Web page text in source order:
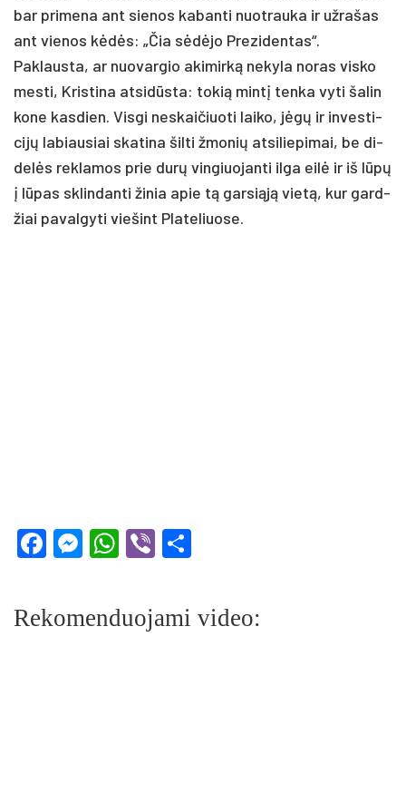
bar pri­me­na ant sie­nos ka­ban­ti nuo­trau­ka ir už­ra­šas
ant vie­nos kėdės: „Čia sėdėjo Pre­zi­den­tas“.
Pak­laus­ta, ar nuo­var­gio aki­mirką ne­ky­la no­ras vis­ko
mes­ti, Kris­ti­na at­si­dūsta: to­kią mintį ten­ka vy­ti ša­lin
ko­ne kas­dien. Vis­gi ne­skai­čiuo­ti lai­ko, jėgų ir in­ves­ti­
cijų la­biau­siai ska­ti­na šil­ti žmo­nių at­si­lie­pi­mai, be di­
delės rek­la­mos prie durų vin­giuo­jan­ti il­ga eilė ir iš lūpų
į lūpas sklin­dan­ti ži­nia apie tą gar­siąją vietą, kur gard­
žiai pa­val­gy­ti vie­šint Pla­te­liuo­se.
Facebook
Messenger
WhatsApp
Viber
Rekomenduojami video: